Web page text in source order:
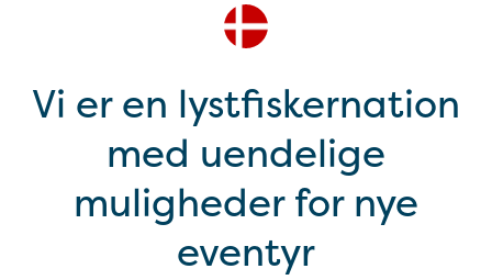
Vi er en lystfiskernation
med uendelige
muligheder for nye
eventyr